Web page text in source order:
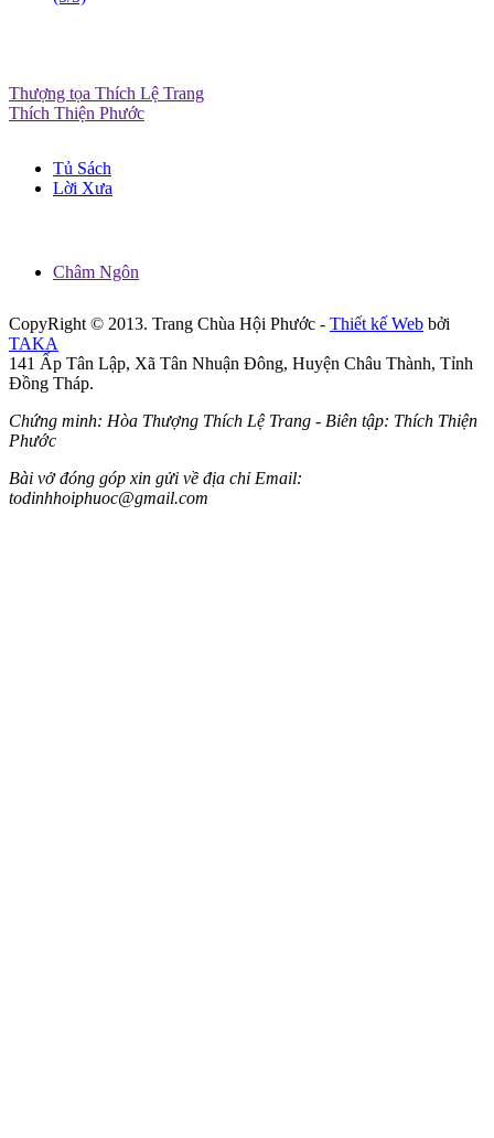
Thượng tọa Thích Lệ Trang
Thích Thiện Phước
Tủ Sách
Lời Xưa
Châm Ngôn
CopyRight © 2013. Trang Chùa Hội Phước - Thiết kế Web bởi
TAKA
141 Ấp Tân Lập, Xã Tân Nhuận Đông, Huyện Châu Thành, Tỉnh
Đồng Tháp.
Chứng minh: Hòa Thượng Thích Lệ Trang - Biên tập: Thích Thiện
Phước
Bài vở đóng góp xin gửi về địa chỉ Email:
todinhhoiphuoc@gmail.com